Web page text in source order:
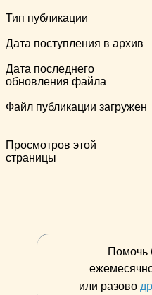
Тип публикации
Дата поступления в архив
Дата последнего
обновления файла
Файл публикации загружен
Просмотров этой
страницы
Помочь
или разово